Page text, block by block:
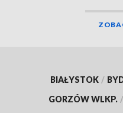
BIAŁYSTOK /
GORZÓW WLKP. /